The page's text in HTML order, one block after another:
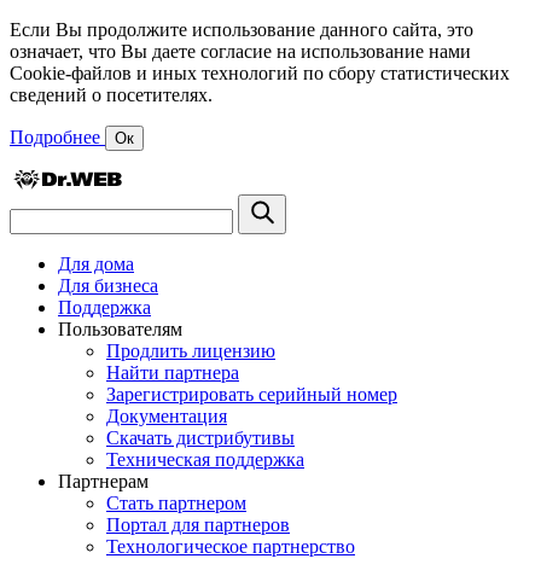
Если Вы продолжите использование данного сайта, это
означает, что Вы даете согласие на использование нами
Cookie-файлов и иных технологий по сбору статистических
сведений о посетителях.
Подробнее Ок
Для дома
Для бизнеса
Поддержка
Пользователям
Продлить лицензию
Найти партнера
Зарегистрировать серийный номер
Документация
Скачать дистрибутивы
Техническая поддержка
Партнерам
Стать партнером
Портал для партнеров
Технологическое партнерство